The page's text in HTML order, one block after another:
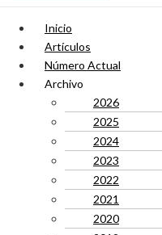
Inicio
Artículos
Número Actual
Archivo
2026
2025
2024
2023
2022
2021
2020